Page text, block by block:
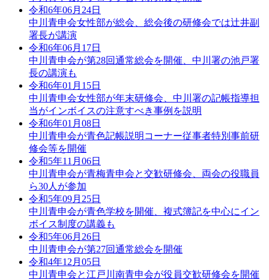
令和6年06月24日
中川青申会女性部が総会、総会後の研修会では辻井副
署長が講演
令和6年06月17日
中川青申会が第28回通常総会を開催、中川署の池戸署
長の講演も
令和6年01月15日
中川青申会女性部が年末研修会、中川署の記帳指導担
当がインボイスの注意すべき事例を説明
令和6年01月08日
中川青申会が青色記帳説明コーナー従事者特別事前研
修会等を開催
令和5年11月06日
中川青申会が青梅青申会と交歓研修会、両会の役職員
ら30人が参加
令和5年09月25日
中川青申会が青色学校を開催、複式簿記を中心にイン
ボイス制度の講義も
令和5年06月26日
中川青申会が第27回通常総会を開催
令和4年12月05日
中川青申会と江戸川南青申会が役員交歓研修会を開催